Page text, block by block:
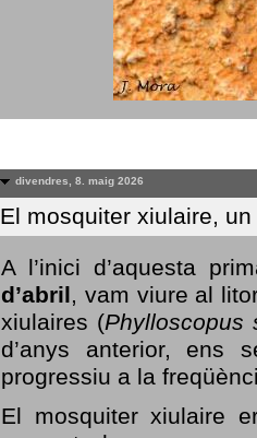
divendres, 8. maig 2026
El mosquiter xiulaire,
A l’inici d’aquesta
d’abril, vam viure al
xiulaires (Phylloscopus
d’anys anterior, ens
progressiu a la
El mosquiter xiulaire